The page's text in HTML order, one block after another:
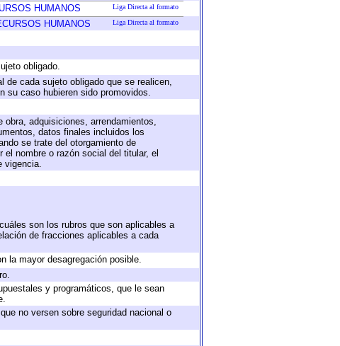
HUMANOS Liga Directa al formato
HUMANOS Liga Directa al formato
obligado.
cada sujeto obligado que se realicen,
su caso hubieren sido promovidos.
adquisiciones, arrendamientos,
datos finales incluidos los
se trate del otorgamiento de
nombre o razón social del titular, el
vigencia.
son los rubros que son aplicables a
de fracciones aplicables a cada
la mayor desagregación posible.
y programáticos, que le sean
no versen sobre seguridad nacional o